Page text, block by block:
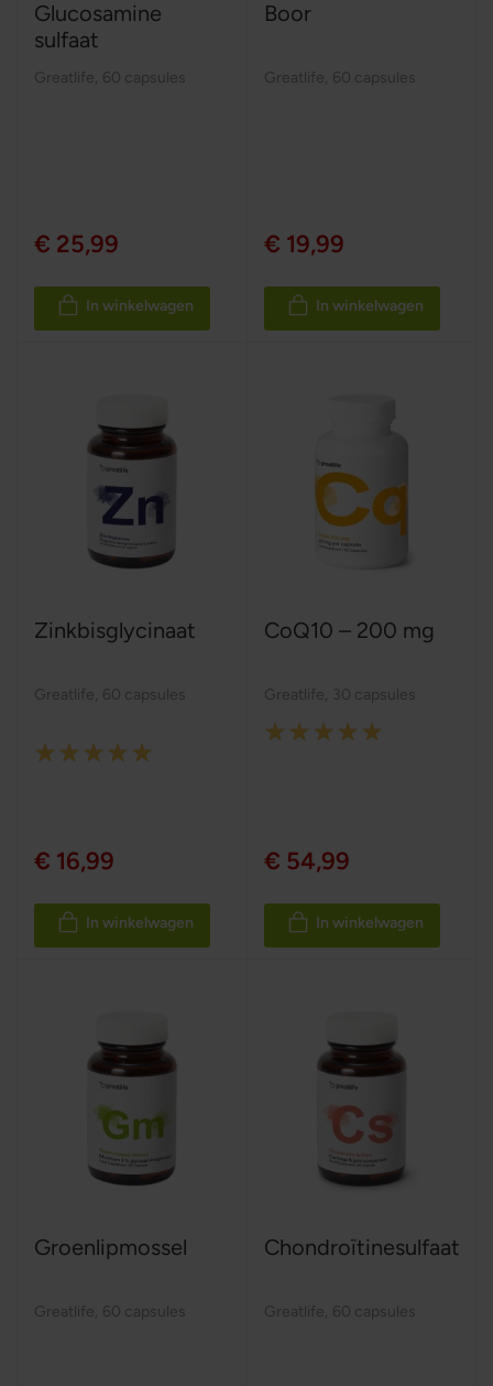
Glucosamine
sulfaat
Greatlife 60 capsules
€ 25,99
In winkelwagen
Boor
Greatlife 60 capsules
€ 19,99
In winkelwagen
Zinkbisglycinaat
Greatlife 60 capsules
Rating:
€ 16,99
In winkelwagen
CoQ10 – 200 mg
Greatlife 30 capsules
Rating:
€ 54,99
In winkelwagen
Groenlipmossel
Greatlife 60 capsules
Chondroïtinesulfaat
Greatlife 60 capsules